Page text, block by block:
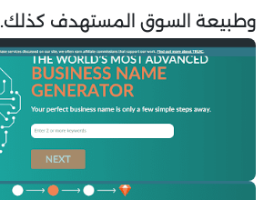
وطبيعة السوق المستهدف كذلك.